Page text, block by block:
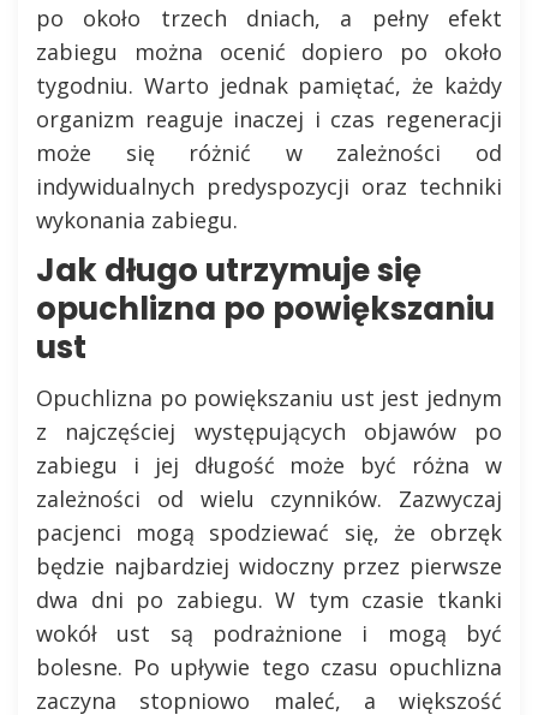
po około trzech dniach, a pełny efekt
zabiegu można ocenić dopiero po około
tygodniu. Warto jednak pamiętać, że każdy
organizm reaguje inaczej i czas regeneracji
może się różnić w zależności od
indywidualnych predyspozycji oraz techniki
wykonania zabiegu.
Jak długo utrzymuje się
opuchlizna po powiększaniu
ust
Opuchlizna po powiększaniu ust jest jednym
z najczęściej występujących objawów po
zabiegu i jej długość może być różna w
zależności od wielu czynników. Zazwyczaj
pacjenci mogą spodziewać się, że obrzęk
będzie najbardziej widoczny przez pierwsze
dwa dni po zabiegu. W tym czasie tkanki
wokół ust są podrażnione i mogą być
bolesne. Po upływie tego czasu opuchlizna
zaczyna stopniowo maleć, a większość